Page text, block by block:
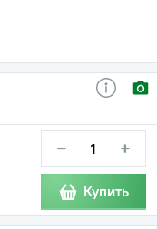
− +
Купить